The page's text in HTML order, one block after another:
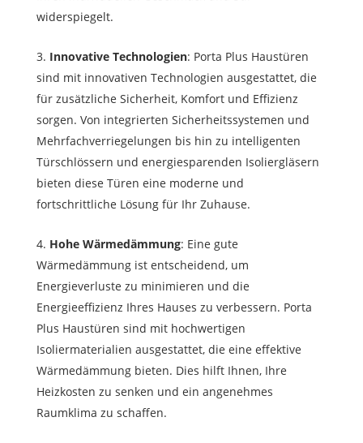
widerspiegelt.
Innovative Technologien: Porta Plus Haustüren
sind mit innovativen Technologien ausgestattet, die
für zusätzliche Sicherheit, Komfort und Effizienz
sorgen. Von integrierten Sicherheitssystemen und
Mehrfachverriegelungen bis hin zu intelligenten
Türschlössern und energiesparenden Isoliergläsern
bieten diese Türen eine moderne und
fortschrittliche Lösung für Ihr Zuhause.
Hohe Wärmedämmung: Eine gute
Wärmedämmung ist entscheidend, um
Energieverluste zu minimieren und die
Energieeffizienz Ihres Hauses zu verbessern. Porta
Plus Haustüren sind mit hochwertigen
Isoliermaterialien ausgestattet, die eine effektive
Wärmedämmung bieten. Dies hilft Ihnen, Ihre
Heizkosten zu senken und ein angenehmes
Raumklima zu schaffen.